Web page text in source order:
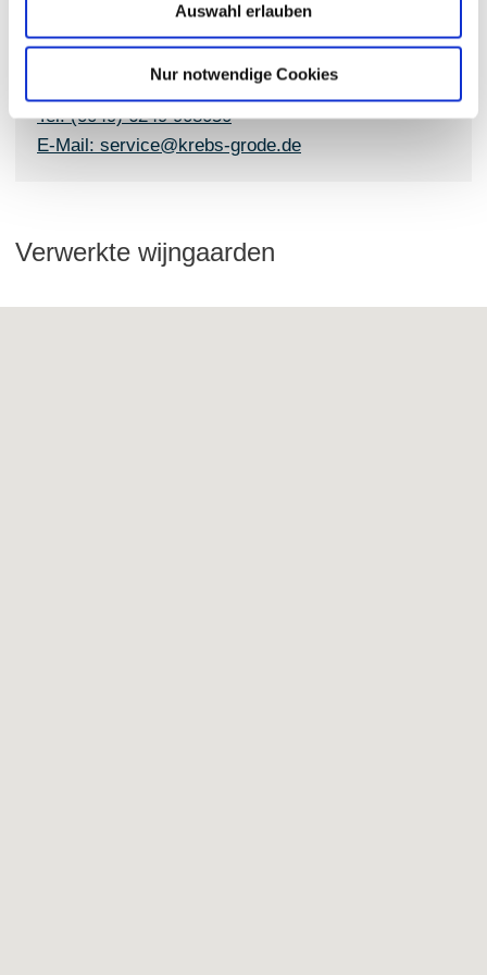
Auswahl erlauben
Nur notwendige Cookies
Haupstraße 16 55278 Eimsheim
Tel: (0049) 6249 908050
E-Mail: service@krebs-grode.de
Verwerkte wijngaarden